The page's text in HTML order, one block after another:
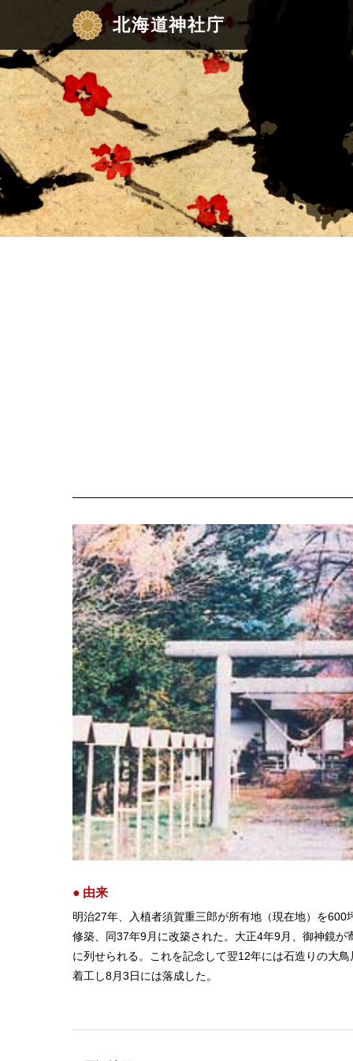
北海道神社庁
由来
明治27年、入植者須賀重三郎が所有地（現在地）を
修築、同37年9月に改築された。大正4年9月、御神鏡
に列せられる。これを記念して翌12年には石造りの大
着工し8月3日には落成した。